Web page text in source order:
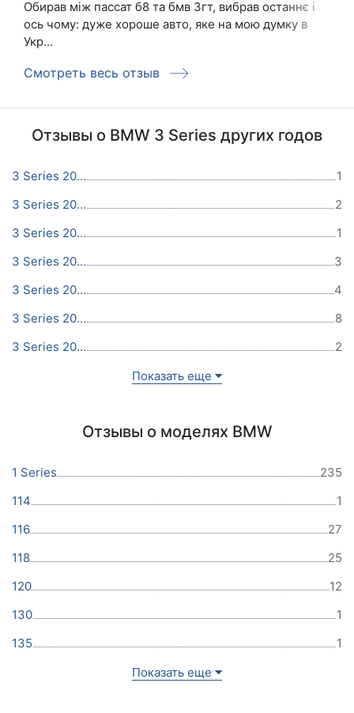
Обирав між пассат б8 та бмв 3гт, вибрав останнє і
ось чому: дуже хороше авто, яке на мою думку в
Укр...
Смотреть весь отзыв
Отзывы о BMW 3 Series других годов
3 Series 2022
1
3 Series 2021
2
3 Series 2020
1
3 Series 2019
3
3 Series 2017
4
3 Series 2016
8
3 Series 2015
2
Показать еще
Отзывы о моделях BMW
1 Series
235
114
1
116
27
118
25
120
12
130
1
135
1
Показать еще